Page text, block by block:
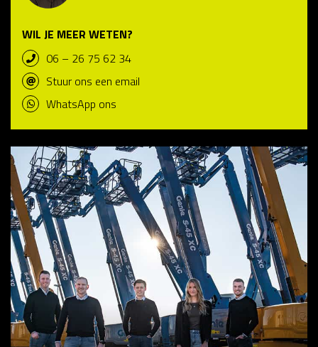
WIL JE MEER WETEN?
06 – 26 75 62 34
Stuur ons een email
WhatsApp ons